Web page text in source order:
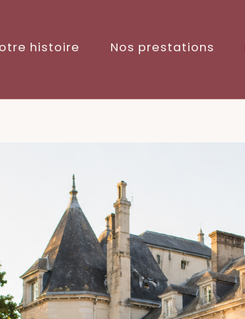
histoire Nos prestations